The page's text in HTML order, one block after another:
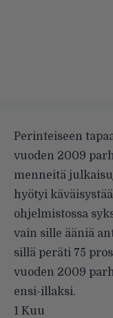
Perinteiseen
vuoden 2009
menneitä
hyötyi
ohjelmistossa
vain sille ääniä
sillä peräti 75
vuoden 2009
ensi-illaksi.
1 Kuu